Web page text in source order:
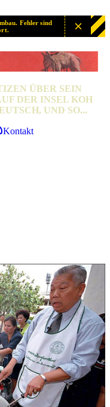
Fehler sind
ÜBER SEIN
DER INSEL KOH
UND SO...
Kontakt